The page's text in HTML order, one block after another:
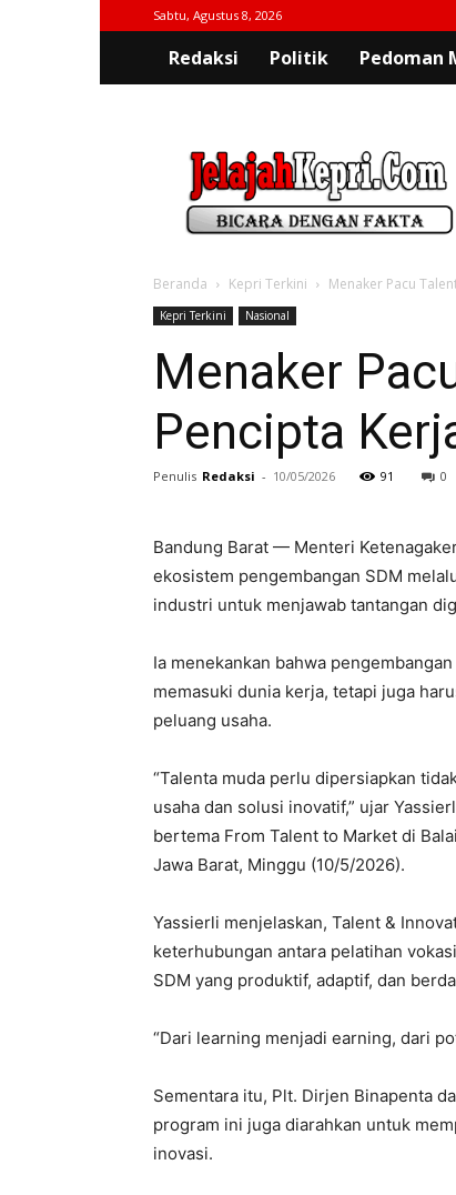
Sabtu, Agustus 8, 2026
Redaksi Politik Pedoman
Beranda Kepri Terkini Menaker Pacu
Kepri Terkini Nasional
Menaker
Pencipta
Penulis Redaksi - 10/05/2026 91 0
Bandung Barat — Menteri
ekosistem pengembangan SDM
industri untuk menjawab tantangan
Ia menekankan bahwa
memasuki dunia kerja, tetapi juga
peluang usaha.
“Talenta muda perlu dipersiapkan
usaha dan solusi inovatif,” ujar
bertema From Talent to Market di
Jawa Barat, Minggu (10/5/2026).
Yassierli menjelaskan, Talent &
keterhubungan antara pelatihan
SDM yang produktif, adaptif, dan
“Dari learning menjadi earning, dari
Sementara itu, Plt. Dirjen Binapenta
program ini juga diarahkan untuk
inovasi.